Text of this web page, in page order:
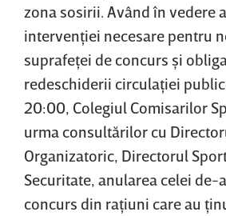
zona sosirii. Având în vedere
intervenţiei necesare pentru
suprafeţei de concurs şi
redeschiderii circulaţiei
20:00, Colegiul Comisarilor
urma consultărilor cu
Organizatoric, Directorul
Securitate, anularea celei de-
concurs din raţiuni care au